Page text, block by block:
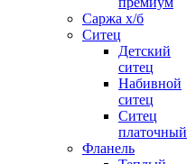
Саржа х/б
Ситец
Детский
ситец
Набивной
ситец
Ситец
платочный
Фланель